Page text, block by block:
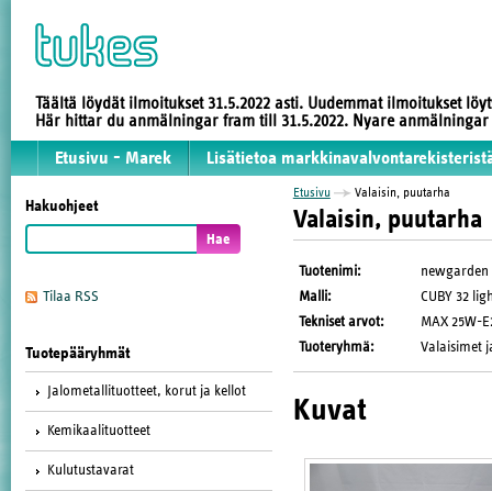
Täältä löydät ilmoitukset 31.5.2022 asti. Uudemmat ilmoitukset
Här hittar du anmälningar fram till 31.5.2022. Nyare
Etusivu - Marek Lisätietoa
Hakuohjeet
Tilaa RSS
Tuotepääryhmät
Jalometallituotteet, korut ja kellot
Kemikaalituotteet
Kulutustavarat
Etusivu Valaisin, puutarha
Valaisin, puutarha
Tuotenimi:
newgarden
Malli:
CUBY 32
Tekniset arvot:
MAX 25W-
Tuoteryhmä: Valaisimet
Kuvat